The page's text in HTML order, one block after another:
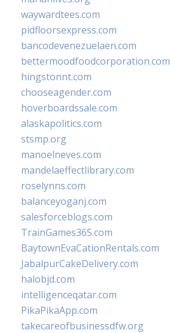
waywardtees.com
pidfloorsexpress.com
bancodevenezuelaen.com
bettermoodfoodcorporation.com
hingstonnt.com
chooseagender.com
hoverboardssale.com
alaskapolitics.com
stsmp.org
manoelneves.com
mandelaeffectlibrary.com
roselynns.com
balanceyoganj.com
salesforceblogs.com
TrainGames365.com
BaytownEvaCationRentals.com
JabalpurCakeDelivery.com
halobjd.com
intelligenceqatar.com
PikaPikaApp.com
takecareofbusinessdfw.org